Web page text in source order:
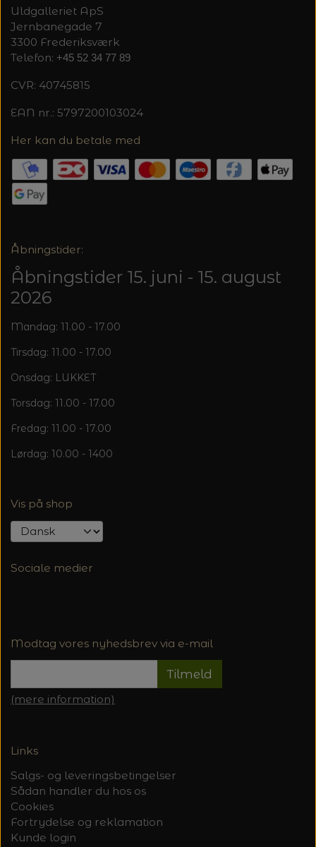
Uldgalleriet ApS
Jernbanegade 7
3300 Frederiksværk
Telefon: +45 52 34 77 89
CVR: 40745815
EAN nr.: 5797200103024
Her kan du betale med
Åbningstider:
Åbningstider 15. juni - 15. august
2026
Mandag: 11.00 - 17.00
Tirsdag: 11.00 - 17.00
Onsdag: LUKKET
Torsdag: 11.00 - 17.00
Fredag: 11.00 - 17.00
Lørdag: 10.00 - 1400
Vis på shop
Sociale medier
Modtag vores nyhedsbrev via e-mail
Tilmeld
(mere information)
Links
Salgs- og leveringsbetingelser
Sådan handler du hos os
Cookies
Fortrydelse og reklamation
Kunde login